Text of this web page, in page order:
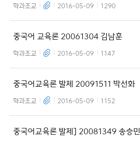
력
창
학과조교 2016-05-09 1290
중국어 교육론 20061304 김남훈
학과조교 2016-05-09 1147
중국어교육론 발제 20091511 박선화
학과조교 2016-05-09 1152
중국어교육론 발제] 20081349 송승민